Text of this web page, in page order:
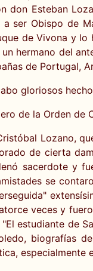
don Esteban
ser Obispo de
de Vivona y
hermano del
de Portugal,
gloriosos
de la Orden
Lozano,
de cierta
sacerdote y
se
veces y
estudiante de
biografías
especialmente